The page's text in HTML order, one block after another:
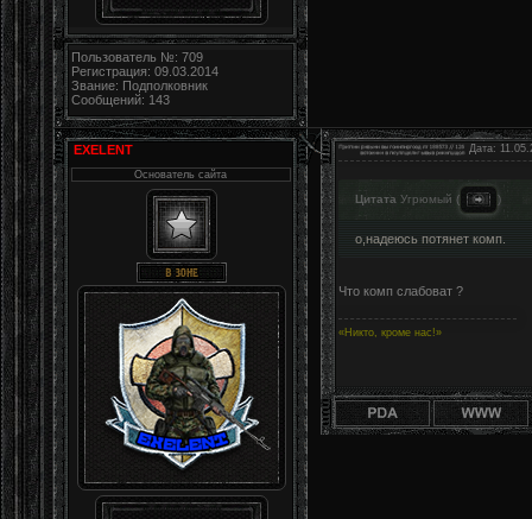
Пользователь №: 709
Регистрация: 09.03.2014
Звание: Подполковник
Сообщений: 143
EXELENT
Основатель сайта
Дата:
Цитата Угрюмый ( )
о,надеюсь потянет комп.
Что комп слабоват ?
«Никто, кроме нас!»